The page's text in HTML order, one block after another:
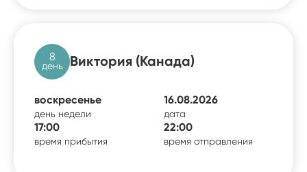
8
день Виктория (Канада)
воскресенье
день недели
16.08.2026
дата
17:00
время прибытия
22:00
время отправления